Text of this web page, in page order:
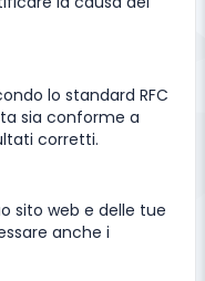
lo standard RFC
sia conforme a
corretti.
sito web e delle tue
anche i